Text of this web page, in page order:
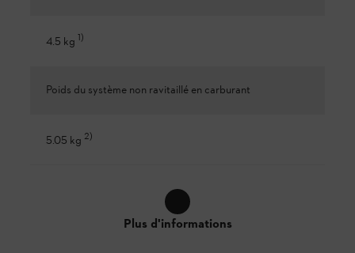
4.5 kg 1)
Poids du système non ravitaillé en carburant
5.05 kg 2)
Plus d'informations